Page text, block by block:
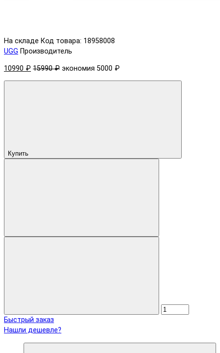
На складе Код товара: 18958008
UGG Производитель
10990 ₽ 15990 ₽ экономия 5000 ₽
Купить
Быстрый заказ
Нашли дешевле?